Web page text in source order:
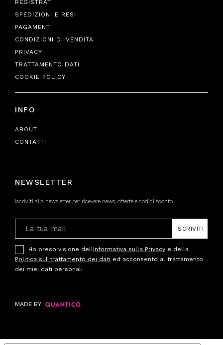
REGISTRATI
SPEDIZIONI E RESI
PAGAMENTI
CONDIZIONI DI VENDITA
PRIVACY
TRATTAMENTO DATI
COOKIE POLICY
INFO
ABOUT
CONTATTI
NEWSLETTER
Iscriviti alla newsletter per ricevere news, offerte e codici sconto
ISCRIVITI
Ho preso visione dell Informativa sulla Privacy e della
Politica sul trattamento dei dati ed acconsento al trattamento
dei miei dati personali
MADE BY